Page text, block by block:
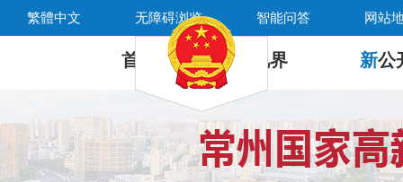
繁體中文 无障碍浏览 智能问答 网站
首 页 新 视界 新公